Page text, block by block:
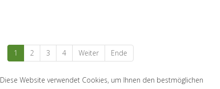
1 2 3 4 Weiter Ende
Diese Website verwendet Cookies, um Ihnen den bestmöglichen